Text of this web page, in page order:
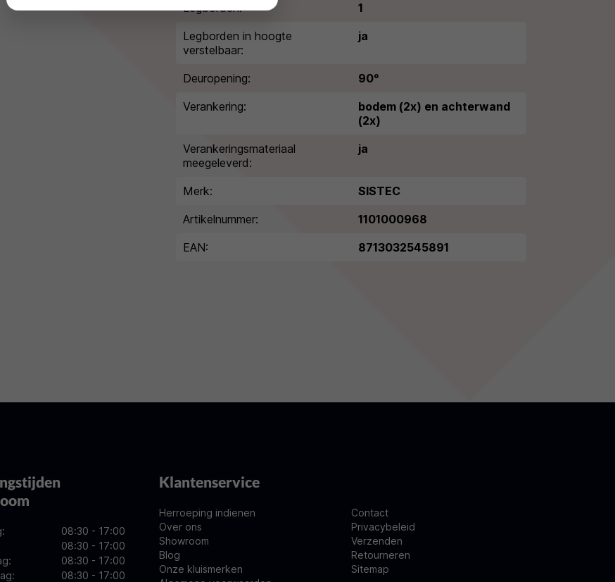
Legborden:
1
Legborden in hoogte
verstelbaar:
ja
Deuropening:
90°
Verankering:
bodem (2x) en achterwand
(2x)
Verankeringsmateriaal
meegeleverd:
ja
Merk:
SISTEC
Artikelnummer:
1101000968
EAN:
8713032545891
08:30 - 17:00
08:30 - 17:00
08:30 - 17:00
08:30 - 17:00
Klantenservice
Herroeping indienen
Over ons
Showroom
Blog
Onze kluismerken
Contact
Privacybeleid
Verzenden
Retourneren
Sitemap